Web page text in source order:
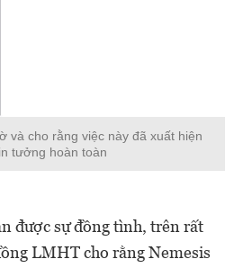
và cho rằng việc này đã xuất hiện
tưởng hoàn toàn
được sự đồng tình, trên rất
LMHT cho rằng Nemesis